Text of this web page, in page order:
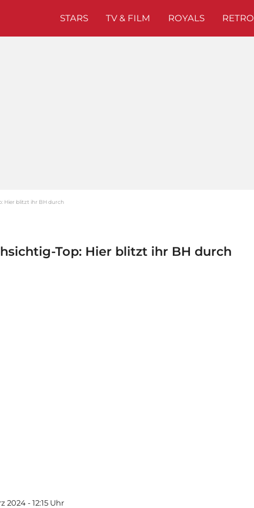
STARS TV & FILM ROYALS RETRO
Hier blitzt ihr BH durch
Top: Hier blitzt ihr BH durch
2024 - 12:15 Uhr